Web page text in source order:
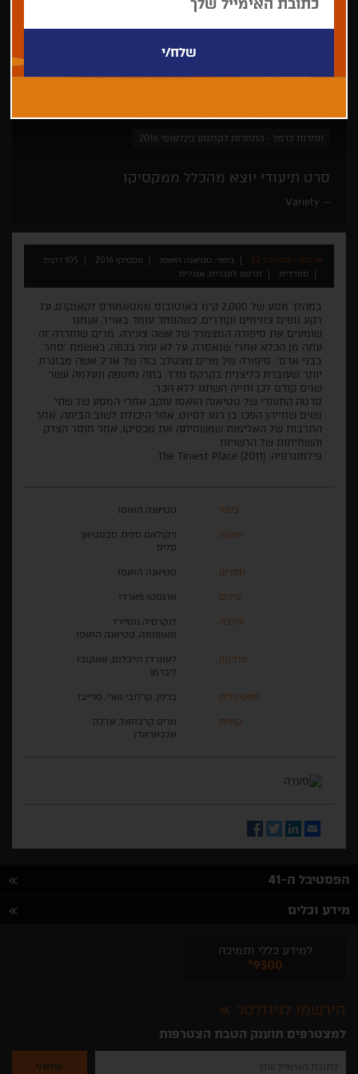
תחרות כרמל - התחרות לקולנוע בינלאומי 2016
סרט תיעודי יוצא מהכלל ממקסיקו
Variety
ארכיון - פסטיבל 32 בימוי: טטיאנה הואסו מקסיקו 2016
105 דקות
ספרדית
תרגום לעברית, אנגלית
במהלך מסע של 2,000 ק"מ באוטובוס ממטאמורס לקאנקוס, על
רקע נופים צחיחים וקודרים, כשהפחד עומד באויר, אנחנו
שומעים את סיפורה המצמרר של אשה צעירה. מרים שוחררה זה
עתה מן הכלא אחרי שנאסרה, על לא עוול בכפה, באשמת 'סחר
בבני אדם'. סיפורה של מרים מצטלב בזה של אדל, אשה מבוגרת
יותר שעובדת כליצנית בקרקס נודד. בתה נחטפה ונעלמה עשר
שנים קודם לכן וחייה השתנו ללא הכר.
סרטה התעודי של טטיאנה הואסו עוקב אחרי המסע של שתי
נשים שחייהן הפכו בן רגע לסיוט, אחר היכולת לשוב הביתה, אחר
התרבות של האלימות שמשחיתה את מכסיקו, אחר חוסר הצדק
והשחיתות של הרשויות.
פילמוגרפיה: The Tiniest Place (2011).
בימוי טטיאנה הואסו
הפקה
ניקולאס סליס, סבסטיאן
סליס
תסריט טטיאנה הואסו
צילום ארנסטו פארדו
עריכה
לוקרסיה גוטיירז
מאופומה, טטיאנה הואסו
מוזיקה
לאונרדו הייבלום, אאקובו
ליברמן
פסטיבלים ברלין, קרלובי וארי, סרייבו
קולות
מרים קרבחאל, אדלה
אלבאראדו
Email
LinkedIn
Twitter
Facebook
הפסטיבל ה-41
מידע וכלים
למידע כללי ותמיכה
*9300
הירשמו לניוזלטר
למצטרפים תוענק הטבת הצטרפות
להזין